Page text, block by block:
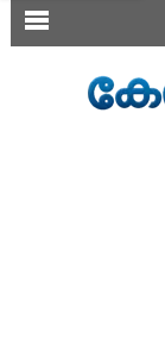
SECTIONS